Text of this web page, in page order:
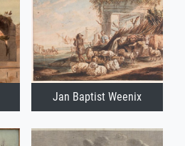
Jan Baptist Weenix